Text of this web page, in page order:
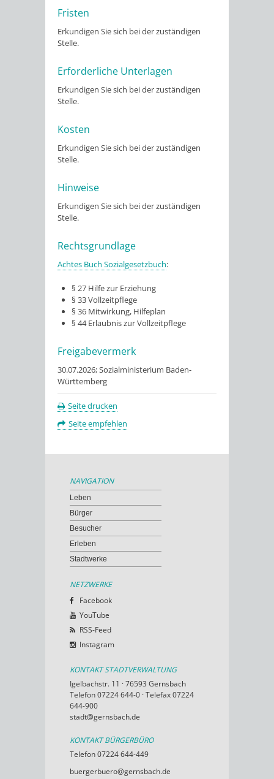
Fristen
Erkundigen Sie sich bei der zuständigen
Stelle.
Erforderliche Unterlagen
Erkundigen Sie sich bei der zuständigen
Stelle.
Kosten
Erkundigen Sie sich bei der zuständigen
Stelle.
Hinweise
Erkundigen Sie sich bei der zuständigen
Stelle.
Rechtsgrundlage
Achtes Buch Sozialgesetzbuch:
§ 27 Hilfe zur Erziehung
§ 33 Vollzeitpflege
§ 36 Mitwirkung, Hilfeplan
§ 44 Erlaubnis zur Vollzeitpflege
Freigabevermerk
30.07.2026; Sozialministerium Baden-
Württemberg
Seite drucken
Seite empfehlen
NAVIGATION
Leben
Bürger
Besucher
Erleben
Stadtwerke
NETZWERKE
Facebook
YouTube
RSS-Feed
Instagram
KONTAKT STADTVERWALTUNG
Igelbachstr. 11 · 76593 Gernsbach
Telefon 07224 644-0 · Telefax 07224
644-900
stadt@gernsbach.de
KONTAKT BÜRGERBÜRO
Telefon 07224 644-449
buergerbuero@gernsbach.de